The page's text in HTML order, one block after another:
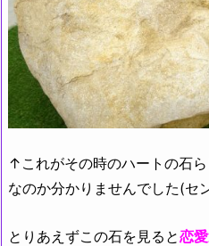
↑これがその時のハートの石
なのか分かりませんでした(セ
とりあえずこの石を見ると恋